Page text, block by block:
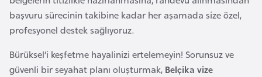
başvuru sürecinin takibine kadar her aşamada size özel,
profesyonel destek sağlıyoruz.
Bürüksel’i keşfetme hayalinizi ertelemeyin! Sorunsuz ve
güvenli bir seyahat planı oluşturmak, Belçika vize
B
u
r